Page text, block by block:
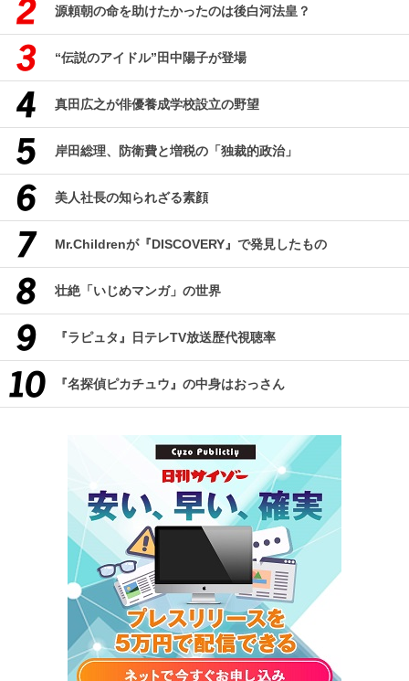
源頼朝の命を助けたかったのは後白河法皇？
“伝説のアイドル”田中陽子が登場
真田広之が俳優養成学校設立の野望
岸田総理、防衛費と増税の「独裁的政治」
美人社長の知られざる素顔
Mr.Childrenが『DISCOVERY』で発見したもの
壮絶「いじめマンガ」の世界
『ラピュタ』日テレTV放送歴代視聴率
『名探偵ピカチュウ』の中身はおっさん